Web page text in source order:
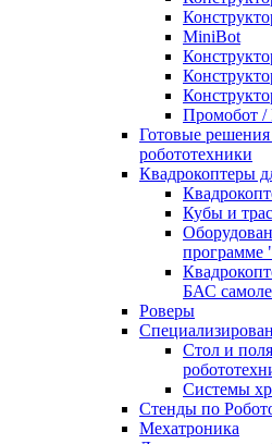
MiniBot
Промобот /
Готовые
робототехники
Квадрокоптеры
Кубы и
программе
БАС
Роверы
Стол и
Системы
Стенды по
Мехатроника